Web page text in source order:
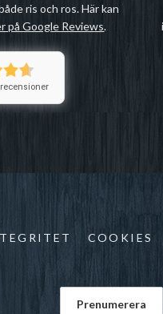
ris och ros. Här kan
på Google Reviews.
COOKIES